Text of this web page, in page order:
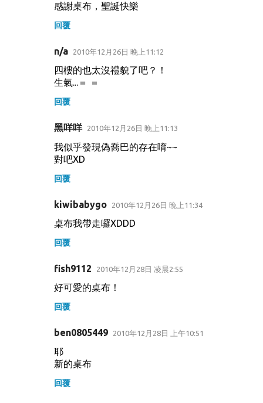
感謝桌布，聖誕快樂
回覆
n/a 2010年12月26日 晚上11:12
四樓的也太沒禮貌了吧？！
生氣...＝ ＝
回覆
黑咩咩 2010年12月26日 晚上11:13
我似乎發現偽喬巴的存在唷~~
對吧XD
回覆
kiwibabygo 2010年12月26日 晚上11:34
桌布我帶走囉XDDD
回覆
fish9112 2010年12月28日 凌晨2:55
好可愛的桌布！
回覆
ben0805449 2010年12月28日 上午10:51
耶
新的桌布
回覆